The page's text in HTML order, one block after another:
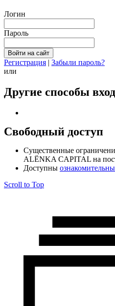
Логин
Пароль
Регистрация | Забыли пароль?
или
Другие способы
Свободный доступ
Cущественные
ALЁNKA CAPITAL на
Доступны
Scroll to Top